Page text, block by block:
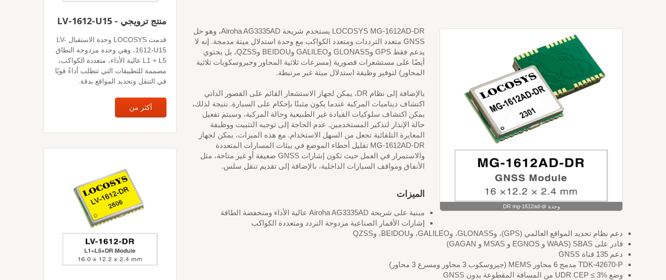
منتج ترويجي - LV-1612-U15
قدمت LOCOSYS وحدة الاستقبال LV-
1612-U15، وهي وحدة مزدوجة النطاق
L1 + L5 عالية الأداء، متعددة الكواكب،
مصممة للتطبيقات التي تتطلب أداءً قويًا
في التنقل وتحديد المواقع بدقة.
أكثر من
وحدة DR mg-1612ad-dr
LOCOSYS MG-1612AD-DR يستخدم شريحة Airoha AG3335AD، وهو حل
GNSS متعدد الترددات ومتعدد الكواكب مع وحدة استدلال ميتة مدمجة. إنه لا
يدعم فقط GPS وGLONASS وGALILEO وBEIDOU وQZSS، بل يحتوي
أيضًا على مستشعرات قصورية (مسرعات ثلاثية المحاور وجيروسكوبات ثلاثية
المحاور) لتوفير وظيفة استدلال ميتة غير مرتبطة.
بالإضافة إلى نظام DR، يمكن لجهاز الاستشعار القائم على القصور الذاتي
اكتشاف ديناميات المركبة عندما يكون مثبتًا بإحكام على السيارة. نتيجة لذلك،
يمكن اكتشاف سلوكيات القيادة غير الطبيعية وحالة المركبة، وسيتم تفعيل
حالة الإنذار لتذكير المستخدمين. عدم الحاجة إلى توجيه التثبيت ووظيفة
المعايرة التلقائية تجعل من السهل الاستخدام. مع هذه الميزات، يمكن لجهاز
MG-1612AD-DR تقليل أخطاء الموضع في بيئات المسارات المتعددة
والاستمرار في العمل حيث تكون إشارات GNSS ضعيفة أو غير متاحة، مثل
الأنفاق ومواقف السيارات الداخلية، بالإضافة إلى تقديم تنقل سلس.
الميزات
مبنية على شريحة Airoha AG3335AD عالية الأداء ومنخفضة الطاقة
إشارات الأقمار الصناعية مزدوجة التردد ومتعددة الكواكب
دعم نظام تحديد المواقع العالمي (GPS)، وGLONASS، وGALILEO، وBEIDOU، وQZSS
قادر على SBAS (WAAS و EGNOS و MSAS و GAGAN)
دعم 135 قناة GNSS
TDK-42670-P مدمج 6 محاور MEMS (جيروسكوب 3 محاور ومسرع 3 محاور)
وضع UDR CEP ≤ 3% من المسافة المقطوعة بدون GNSS